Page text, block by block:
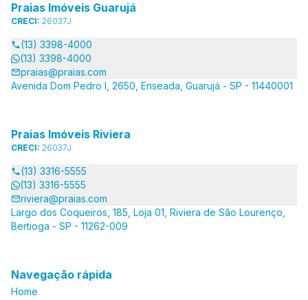
Praias Imóveis Guarujá
CRECI: 26037J
(13) 3398-4000
(13) 3398-4000
praias@praias.com
Avenida Dom Pedro I, 2650, Enseada, Guarujá - SP - 11440001
Praias Imóveis Riviera
CRECI: 26037J
(13) 3316-5555
(13) 3316-5555
riviera@praias.com
Largo dos Coqueiros, 185, Loja 01, Riviera de São Lourenço,
Bertioga - SP - 11262-009
Navegação rápida
Home